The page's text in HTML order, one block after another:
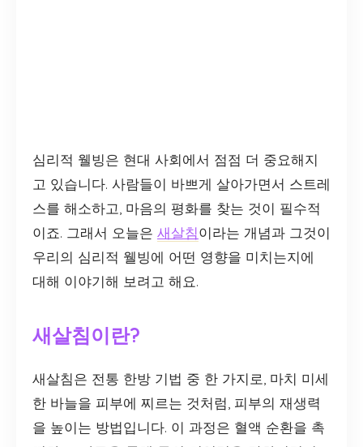
심리적 웰빙은 현대 사회에서 점점 더 중요해지
고 있습니다. 사람들이 바쁘게 살아가면서 스트레
스를 해소하고, 마음의 평화를 찾는 것이 필수적
이죠. 그래서 오늘은 새살침이라는 개념과 그것이
우리의 심리적 웰빙에 어떤 영향을 미치는지에
대해 이야기해 보려고 해요.
새살침이란?
새살침은 전통 한방 기법 중 한 가지로, 마치 미세
한 바늘을 피부에 찌르는 것처럼, 피부의 재생력
을 높이는 방법입니다. 이 과정은 혈액 순환을 촉